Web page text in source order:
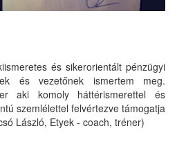
és sikerorientált pénzügyi
és vezetőnek ismertem meg.
aki komoly háttérismerettel és
szemlélettel felvértezve támogatja
László, Etyek - coach, tréner)